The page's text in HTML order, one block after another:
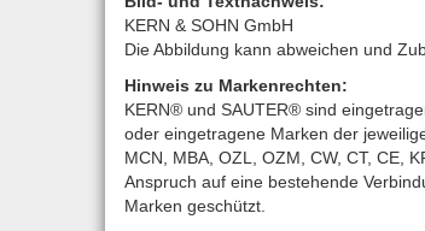
KERN & SOHN GmbH
Die Abbildung kann abweichen und
Hinweis zu Markenrechten:
KERN® und SAUTER® sind
oder eingetragene Marken der
MCN, MBA, OZL, OZM, CW, CT, CE,
Anspruch auf eine bestehende
Marken geschützt.